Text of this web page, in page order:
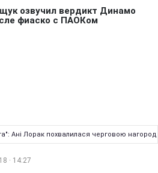
Ані Лорак похвалилася черговою
· 14:27